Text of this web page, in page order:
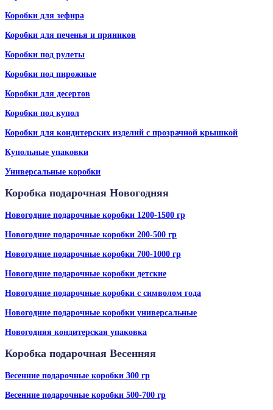
Коробки для зефира
Коробки для печенья и пряников
Коробки под рулеты
Коробки под пирожные
Коробки для десертов
Коробки под купол
Коробки для кондитерских изделий с прозрачной крышкой
Купольные упаковки
Универсальные коробки
Коробка подарочная Новогодняя
Новогодние подарочные коробки 1200-1500 гр
Новогодние подарочные коробки 200-500 гр
Новогодние подарочные коробки 700-1000 гр
Новогодние подарочные коробки детские
Новогодние подарочные коробки с символом года
Новогодние подарочные коробки универсальные
Новогодняя кондитерская упаковка
Коробка подарочная Весенняя
Весенние подарочные коробки 300 гр
Весенние подарочные коробки 500-700 гр